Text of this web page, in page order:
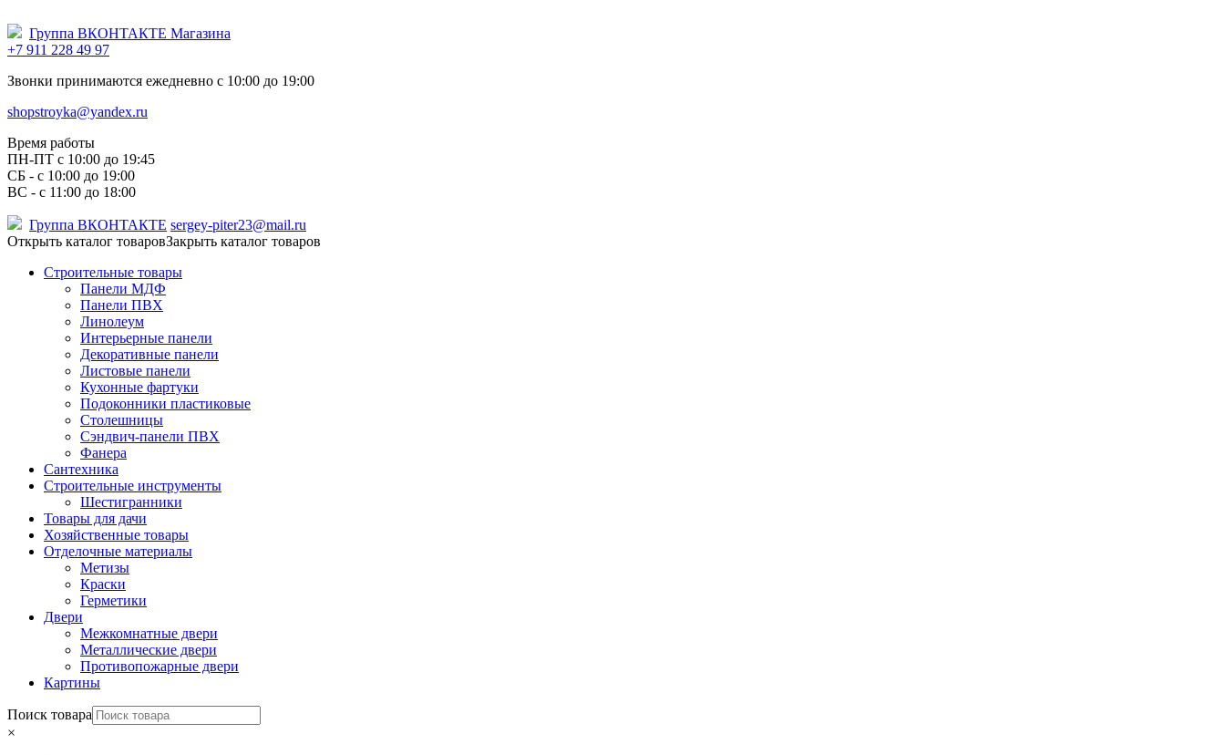
Группа ВКОНТАКТЕ Магазина
+7 911 228 49 97
Звонки принимаются ежедневно с 10:00 до 19:00
shopstroyka@yandex.ru
Время работы
ПН-ПТ c 10:00 до 19:45
СБ - с 10:00 до 19:00
ВС - с 11:00 до 18:00
Группа ВКОНТАКТЕ sergey-piter23@mail.ru
Открыть каталог товаровЗакрыть каталог товаров
Строительные товары
Панели МДФ
Панели ПВХ
Линолеум
Интерьерные панели
Декоративные панели
Листовые панели
Кухонные фартуки
Подоконники пластиковые
Столешницы
Сэндвич-панели ПВХ
Фанера
Сантехника
Строительные инструменты
Шестигранники
Товары для дачи
Хозяйственные товары
Отделочные материалы
Метизы
Краски
Герметики
Двери
Межкомнатные двери
Металлические двери
Противопожарные двери
Картины
Поиск товара
×